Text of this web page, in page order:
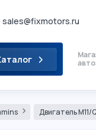
sales@fixmotors.ru
Двигатель М11/